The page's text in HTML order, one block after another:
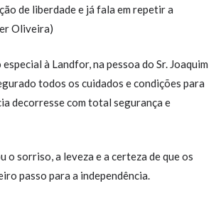
de liberdade e já fala em repetir a
Oliveira)
à Landfor, na pessoa do Sr. Joaquim
todos os cuidados e condições para
decorresse com total segurança e
o sorriso, a leveza e a certeza de que os
passo para a independência.